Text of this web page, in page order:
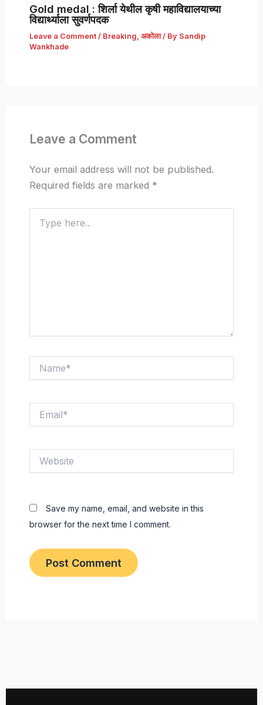
Gold medal : शिर्ला येथील कृषी महाविद्यालयाच्या
विद्यार्थ्याला सुवर्णपदक
Leave a Comment / Breaking अकोला/ By Sandip
Wankhade
Leave a Comment
Your email address will not be published.
Required fields are marked *
here..
Save my name, email, and website in this
browser for the next time I comment.